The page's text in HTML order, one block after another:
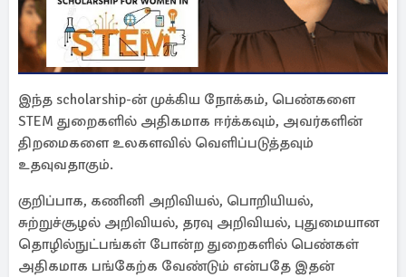
இந்த scholarship-ன் முக்கிய நோக்கம், பெண்களை
STEM துறைகளில் அதிகமாக ஈர்க்கவும், அவர்களின்
திறமைகளை உலகளவில் வெளிப்படுத்தவும்
உதவுவதாகும்.
குறிப்பாக, கணினி அறிவியல், பொறியியல்,
சுற்றுச்சூழல் அறிவியல், தரவு அறிவியல், புதுமையான
தொழில்நுட்பங்கள் போன்ற துறைகளில் பெண்கள்
அதிகமாக பங்கேற்க வேண்டும் என்பதே இதன்